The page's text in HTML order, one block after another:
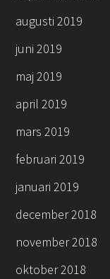
augusti 2019
juni 2019
maj 2019
april 2019
mars 2019
februari 2019
januari 2019
december 2018
november 2018
oktober 2018